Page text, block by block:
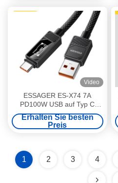
Video
ESSAGER ES-X74 7A
PD100W USB auf Typ C
Schnelllade- und Datenkabel
mit Digitalanzeige
Erhalten Sie besten
Preis
1 2 3 4